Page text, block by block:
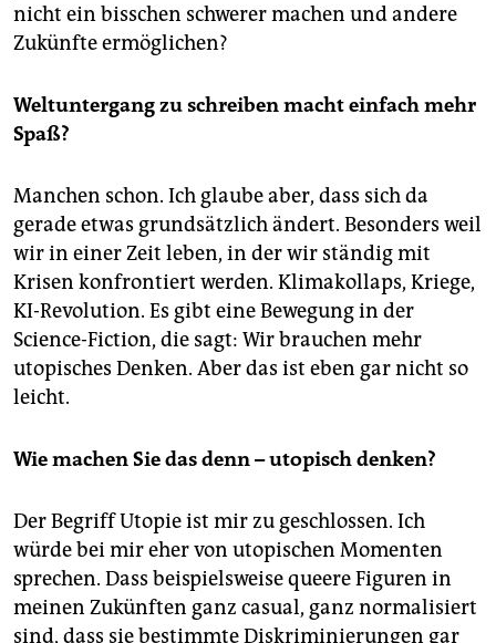
nicht ein bisschen schwerer machen und andere
Zukünfte ermöglichen?
Weltuntergang zu schreiben macht einfach mehr
Spaß?
Manchen schon. Ich glaube aber, dass sich da
gerade etwas grundsätzlich ändert. Besonders weil
wir in einer Zeit leben, in der wir ständig mit
Krisen konfrontiert werden. Klimakollaps, Kriege,
KI-Revolution. Es gibt eine Bewegung in der
Science-Fiction, die sagt: Wir brauchen mehr
utopisches Denken. Aber das ist eben gar nicht so
leicht.
Wie machen Sie das denn – utopisch denken?
Der Begriff Utopie ist mir zu geschlossen. Ich
würde bei mir eher von utopischen Momenten
sprechen. Dass beispielsweise queere Figuren in
meinen Zukünften ganz casual, ganz normalisiert
sind, dass sie bestimmte Diskriminierungen gar